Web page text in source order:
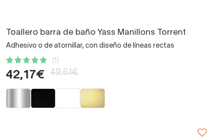
Toallero barra de baño Yass Manillons Torrent
Adhesivo o de atornillar, con diseño de líneas rectas
(1)
42,17€ 49,61€